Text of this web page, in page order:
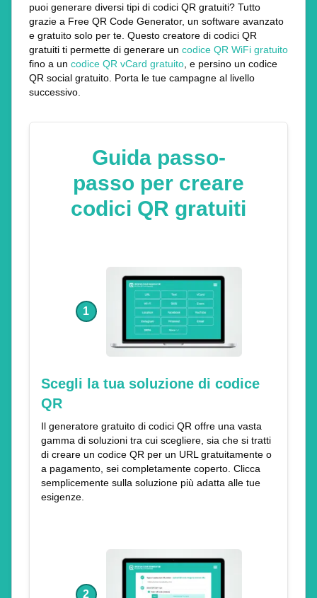
puoi generare diversi tipi di codici QR gratuiti? Tutto
grazie a Free QR Code Generator, un software avanzato
e gratuito solo per te. Questo creatore di codici QR
gratuiti ti permette di generare un codice QR WiFi gratuito
fino a un codice QR vCard gratuito , e persino un codice
QR social gratuito. Porta le tue campagne al livello
successivo.
Guida passo-
passo per creare
codici QR gratuiti
1
Scegli la tua soluzione di codice
QR
Il generatore gratuito di codici QR offre una vasta
gamma di soluzioni tra cui scegliere, sia che si tratti
di creare un codice QR per un URL gratuitamente o
a pagamento, sei completamente coperto. Clicca
semplicemente sulla soluzione più adatta alle tue
esigenze.
2